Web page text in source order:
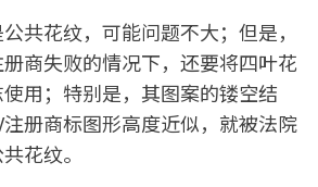
共花纹，可能问题不大；但是，
商失败的情况下，还要将四叶花
用；特别是，其图案的镂空结
册商标图形高度近似，就被法院
花纹。